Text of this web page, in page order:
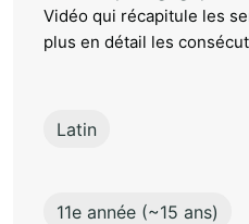
Vidéo qui récapitule les
plus en détail les
Latin
11e année (~15 ans)